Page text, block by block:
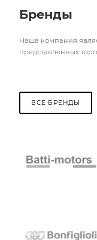
Бренды
Наша компания
представленных
ВСЕ БРЕНДЫ